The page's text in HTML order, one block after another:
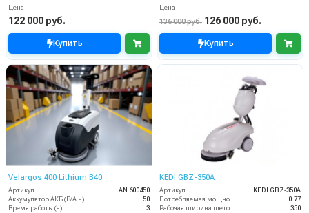
Цена
122 000 руб.
Купить
Цена
136 000 руб. 126 000 руб.
Купить
Velargos 400 Lithium B40
Артикул
AN 600450
Аккумулятор АКБ (В/А·ч)
50
Время работы (ч)
3
KEDI GBZ-350A
Артикул
KEDI GBZ-350A
Потребляемая мощность (кВт)
0.77
Рабочая ширина щеток (мм)
350